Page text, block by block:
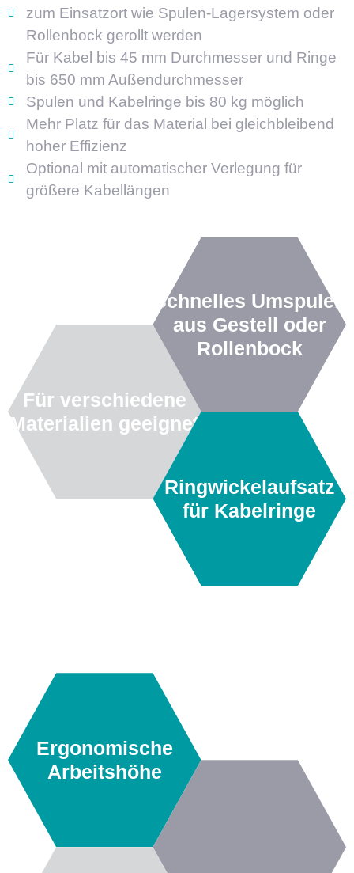
zum Einsatzort wie Spulen-Lagersystem oder
Rollenbock gerollt werden
Für Kabel bis 45 mm Durchmesser und Ringe
bis 650 mm Außendurchmesser
Spulen und Kabelringe bis 80 kg möglich
Mehr Platz für das Material bei gleichbleibend
hoher Effizienz
Optional mit automatischer Verlegung für
größere Kabellängen
Für verschiedene
Materialien geeignet
Schnelles Umspulen
aus Gestell oder
Rollenbock
Ringwickelaufsatz
für Kabelringe
Ergonomische
Arbeitshöhe